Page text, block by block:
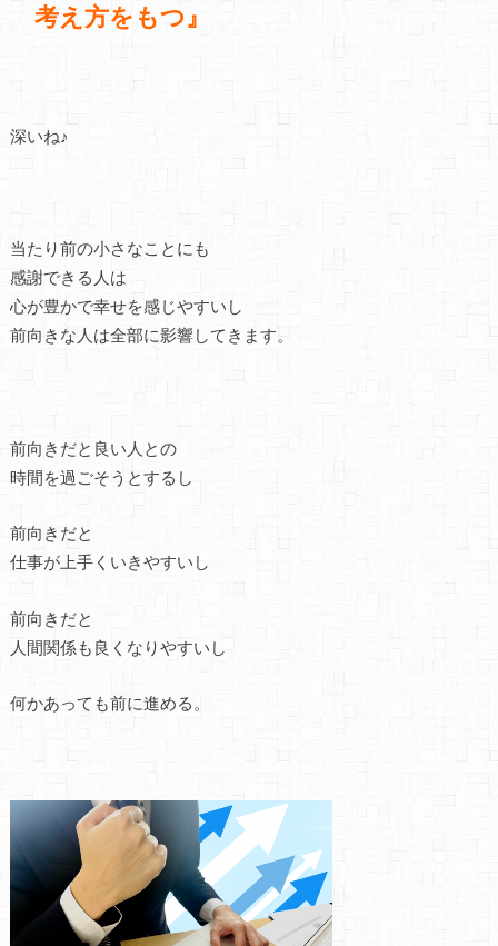
考え方をもつ』
深いね♪
当たり前の小さなことにも
感謝できる人は
心が豊かで幸せを感じやすいし
前向きな人は全部に影響してきます。
前向きだと良い人との
時間を過ごそうとするし
前向きだと
仕事が上手くいきやすいし
前向きだと
人間関係も良くなりやすいし
何かあっても前に進める。